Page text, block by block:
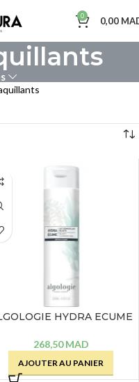
0 0,00
HYDRA ECUME
VELOUTE – 200 ML
268,50MAD
AJOUTER AU PANIER